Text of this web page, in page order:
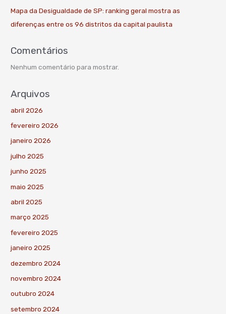
Mapa da Desigualdade de SP: ranking geral mostra as
diferenças entre os 96 distritos da capital paulista
Comentários
Nenhum comentário para mostrar.
Arquivos
abril 2026
fevereiro 2026
janeiro 2026
julho 2025
junho 2025
maio 2025
abril 2025
março 2025
fevereiro 2025
janeiro 2025
dezembro 2024
novembro 2024
outubro 2024
setembro 2024